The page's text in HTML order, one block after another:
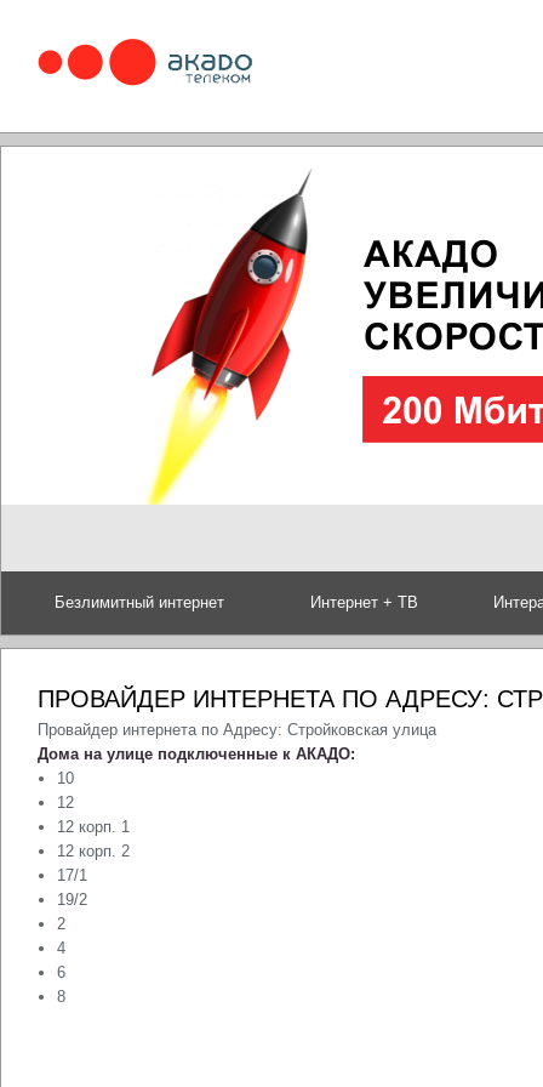
Безлимитный интернет Интернет + ТВ
ПРОВАЙДЕР ИНТЕРНЕТА ПО АДРЕСУ:
Провайдер интернета по Адресу: Стройковская улица
Дома на улице подключенные к АКАДО:
10
12
12 корп. 1
12 корп. 2
17/1
19/2
2
4
6
8